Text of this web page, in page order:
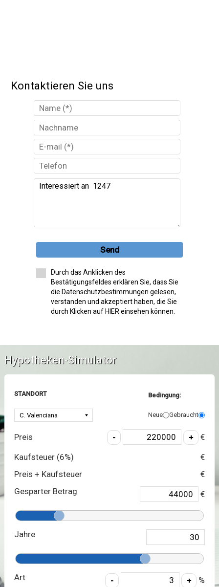
Kontaktieren Sie uns
Send
Durch das Anklicken des
Bestätigungsfeldes erklären Sie, dass Sie
die Datenschutzbestimmungen gelesen,
verstanden und akzeptiert haben, die Sie
durch Klicken auf HIER einsehen können.
Hypotheken-Simulator
STANDORT Bedingung:
Neue Gebraucht
Preis €
Kaufsteuer (6%)
€
Preis + Kaufsteuer
€
Gesparter Betrag
€
Jahre
Art %